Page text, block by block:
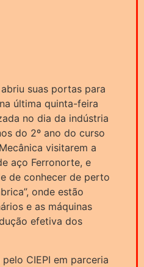
suas portas para
última quinta-feira
no dia da indústria
do 2º ano do curso
visitarem a
aço Ferronorte, e
de conhecer de perto
onde estão
e as máquinas
efetiva dos
CIEPI em parceria